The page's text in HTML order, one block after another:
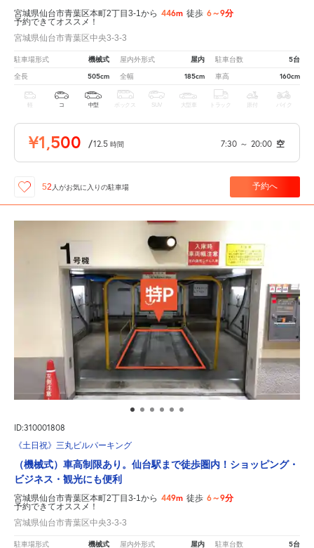
宮城県仙台市青葉区本町2丁目3-1から 446m 徒歩 6～9分
予約できてオススメ！
宮城県仙台市青葉区中央3-3-3
駐車場形式 機械式 屋内外形式 屋内 駐車台数 5台
全長 505cm 全幅 185cm 車高 160cm
軽 コ 中型 ボックス SUV 大型車 トラック 原付 バイク
¥1,500 /12.5 時間 7:30 ～ 20:00 空
52 人がお気に入りの駐車場 予約へ
ID:310001808
《土日祝》三丸ビルパーキング
（機械式）車高制限あり。仙台駅まで徒歩圏内！ショッピング・
ビジネス・観光にも便利
宮城県仙台市青葉区本町2丁目3-1から 449m 徒歩 6～9分
予約できてオススメ！
宮城県仙台市青葉区中央3-3-3
駐車場形式 機械式 屋内外形式 屋内 駐車台数 5台